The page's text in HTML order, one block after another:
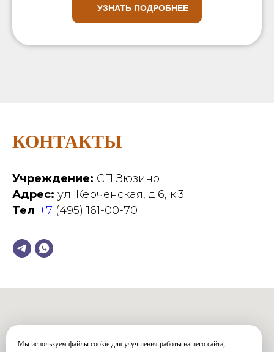
Мы используем файлы cookie для улучшения работы нашего сайта,
УЗНАТЬ ПОДРОБНЕЕ
КОНТАКТЫ
Учреждение: СП Зюзино
Адрес: ул. Керченская, д.6, к.3
Тел: +7 (495) 161-00-70